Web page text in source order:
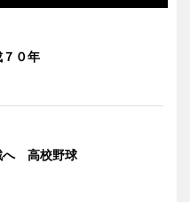
７０年
へ 高校野球